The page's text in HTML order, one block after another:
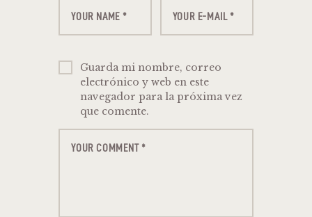
Guarda mi nombre, correo
electrónico y web en este
navegador para la próxima vez
que comente.